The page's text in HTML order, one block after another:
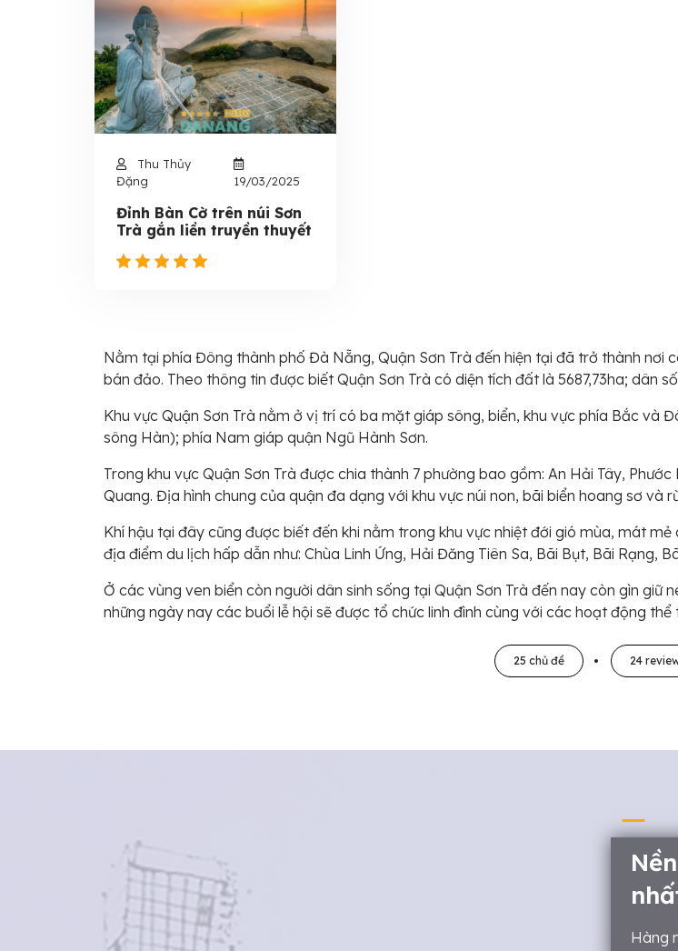
Thu Thủy
Đặng
19/03/2025
Đỉnh Bàn Cờ trên núi Sơn
Trà gắn liền truyền thuyết
Nằm tại phía Đông thành phố Đà Nẵng, Quận Sơn Trà đến hiện tại đã trở thành nơi
bán đảo. Theo thông tin được biết Quận Sơn Trà có diện tích đất là 5687,73ha; dân
Khu vực Quận Sơn Trà nằm ở vị trí có ba mặt giáp sông, biển, khu vực phía Bắc và
sông Hàn); phía Nam giáp quận Ngũ Hành Sơn.
Trong khu vực Quận Sơn Trà được chia thành 7 phường bao gồm: An Hải Tây,
Quang. Địa hình chung của quận đa dạng với khu vực núi non, bãi biển hoang sơ và
Khí hậu tại đây cũng được biết đến khi nằm trong khu vực nhiệt đới gió mùa, mát
địa điểm du lịch hấp dẫn như: Chùa Linh Ứng, Hải Đăng Tiên Sa, Bãi Bụt, Bãi Rạng,
Ở các vùng ven biển còn người dân sinh sống tại Quận Sơn Trà đến nay còn gìn giữ
những ngày nay các buổi lễ hội sẽ được tổ chức linh đình cùng với các hoạt động
25 chủ đề 24
Hàng